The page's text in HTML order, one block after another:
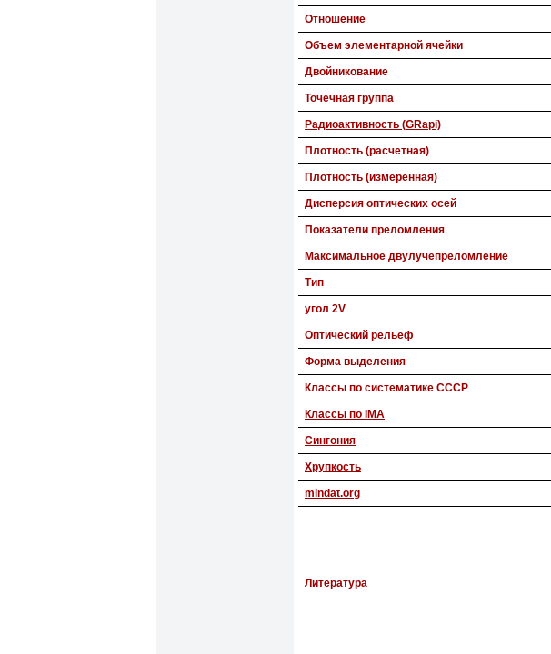
Отношение
Объем элементарной ячейки
Двойникование
Точечная группа
Радиоактивность (GRapi)
Плотность (расчетная)
Плотность (измеренная)
Дисперсия оптических осей
Показатели преломления
Максимальное двулучепреломление
Тип
угол 2V
Оптический рельеф
Форма выделения
Классы по систематике СССР
Классы по IMA
Сингония
Хрупкость
mindat.org
Литература